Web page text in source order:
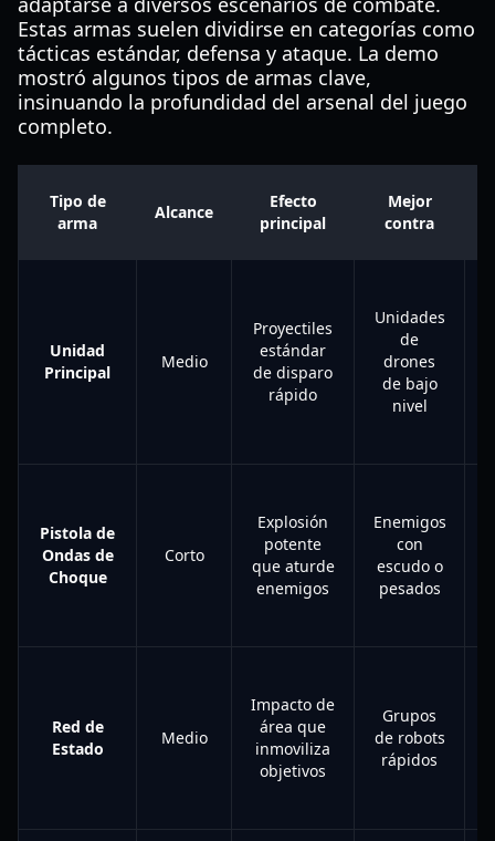
Estas armas suelen dividirse en categorías como
tácticas estándar, defensa y ataque. La demo
mostró algunos tipos de armas clave,
insinuando la profundidad del arsenal del juego
completo.
Tipo de
arma
Alcance
Efecto
principal
Mejor
contra
Unidad
Principal
Medio
Proyectiles
estándar
de disparo
rápido
Unidades
de
drones
de bajo
nivel
Pistola de
Ondas de
Choque
Corto
Explosión
potente
que aturde
enemigos
Enemigos
con
escudo o
pesados
Red de
Estado
Medio
Impacto de
área que
inmoviliza
objetivos
Grupos
de robots
rápidos